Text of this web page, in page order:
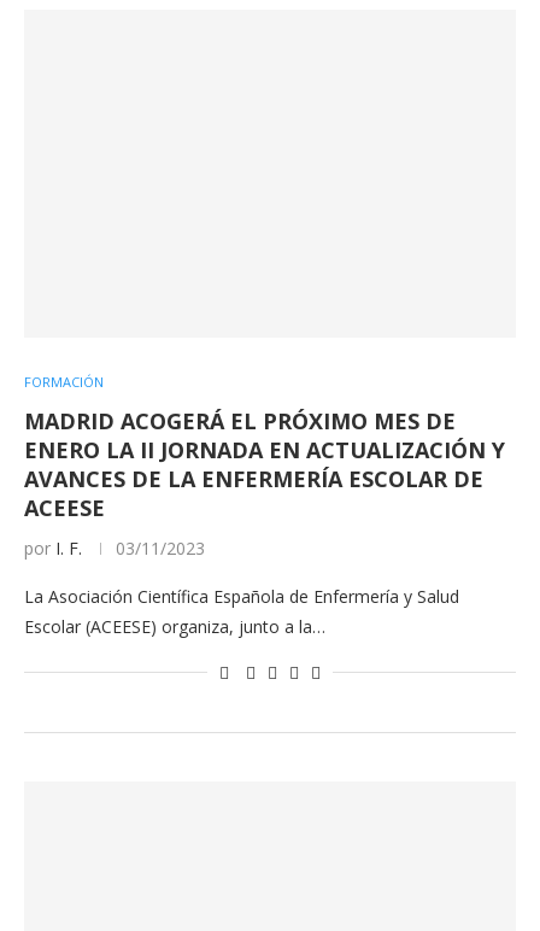
FORMACIÓN
MADRID ACOGERÁ EL PRÓXIMO MES DE
ENERO LA II JORNADA EN ACTUALIZACIÓN Y
AVANCES DE LA ENFERMERÍA ESCOLAR DE
ACEESE
por I. F. 03/11/2023
La Asociación Científica Española de Enfermería y Salud
Escolar (ACEESE) organiza, junto a la…